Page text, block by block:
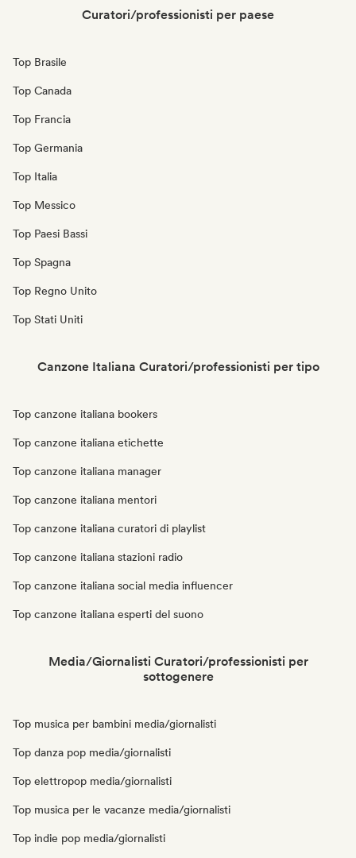
Curatori/professionisti per paese
Top Brasile
Top Canada
Top Francia
Top Germania
Top Italia
Top Messico
Top Paesi Bassi
Top Spagna
Top Regno Unito
Top Stati Uniti
Canzone Italiana Curatori/professionisti per tipo
Top canzone italiana bookers
Top canzone italiana etichette
Top canzone italiana manager
Top canzone italiana mentori
Top canzone italiana curatori di playlist
Top canzone italiana stazioni radio
Top canzone italiana social media influencer
Top canzone italiana esperti del suono
Media/Giornalisti Curatori/professionisti per
sottogenere
Top musica per bambini media/giornalisti
Top danza pop media/giornalisti
Top elettropop media/giornalisti
Top musica per le vacanze media/giornalisti
Top indie pop media/giornalisti